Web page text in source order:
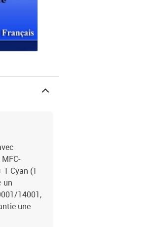
Cyan (1
un
14001,
une